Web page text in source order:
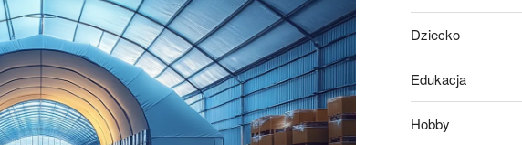
Dziecko
Edukacja
Hobby